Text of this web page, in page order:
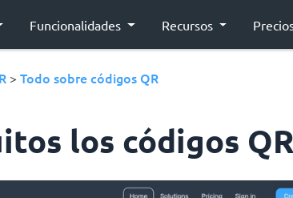
Funcionalidades Recursos
> Todo sobre códigos QR
los códigos